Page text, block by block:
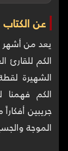
عن الكتاب
يعد من أشهر
الكم للقارئ
الشهيرة
الكم فهمنا
جريبين